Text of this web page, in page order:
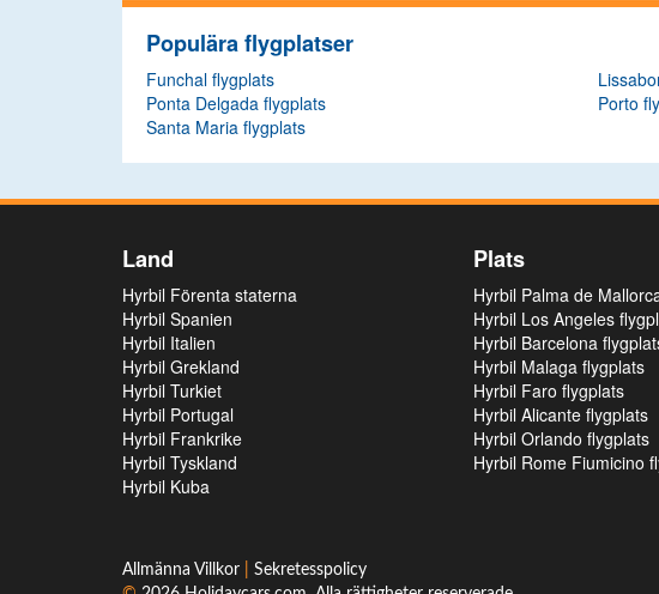
Populära flygplatser
Funchal flygplats
Ponta Delgada flygplats
Porto
Santa Maria flygplats
Land
Hyrbil Förenta staterna
Hyrbil Spanien
Hyrbil Italien
Hyrbil Grekland
Hyrbil Turkiet
Hyrbil Portugal
Hyrbil Frankrike
Hyrbil Tyskland
Hyrbil Kuba
Plats
Hyrbil Palma de
Hyrbil Los Angeles
Hyrbil Barcelona
Hyrbil Malaga flygplats
Hyrbil Faro flygplats
Hyrbil Alicante flygplats
Hyrbil Orlando flygplats
Hyrbil Rome Fiumicino
Allmänna Villkor
Sekretesspolicy